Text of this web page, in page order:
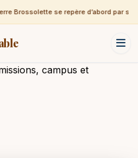
Brossolette se repère d’abord par sa